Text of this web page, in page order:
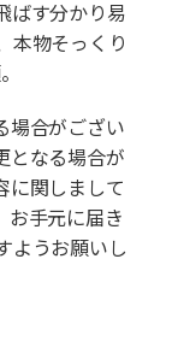
ばす分かり易
本物そっくり
場合がござい
となる場合が
に関しまして
お手元に届き
ようお願いし